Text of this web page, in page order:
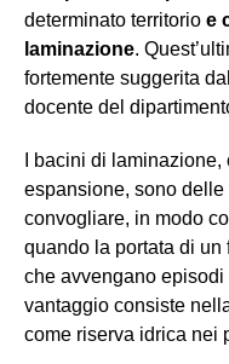
determinato territorio e
laminazione.
fortemente suggerita
docente del
I bacini di
espansione, sono
convogliare, in modo
quando la portata di
che avvengano
vantaggio consiste
come riserva idrica nei